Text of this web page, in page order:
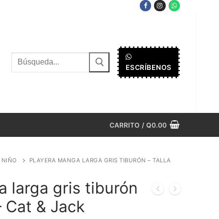
Buscar
por:
ESCRÍBENOS
CARRITO / Q0.00
PLAYERA MANGA LARGA GRIS TIBURÓN – TALLA
larga gris tiburón
Cat & Jack